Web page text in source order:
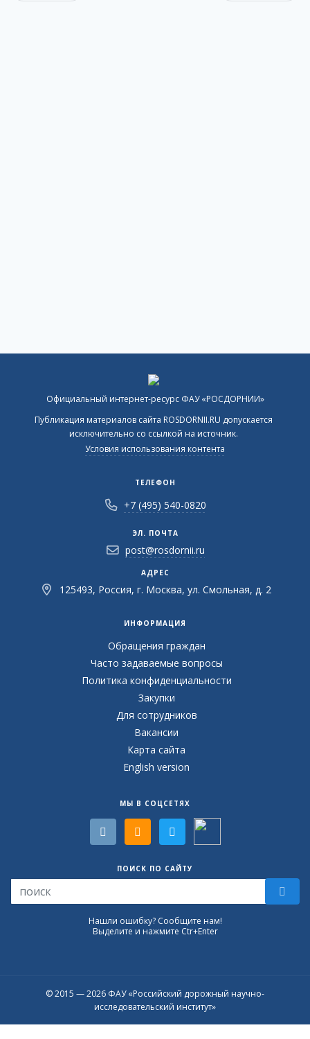
Официальный интернет-ресурс ФАУ «РОСДОРНИИ»
Публикация материалов сайта ROSDORNII.RU допускается
исключительно со ссылкой на источник.
Условия использования контента
ТЕЛЕФОН
+7 (495) 540-0820
ЭЛ. ПОЧТА
post@rosdornii.ru
АДРЕС
125493, Россия, г. Москва, ул. Смольная, д. 2
ИНФОРМАЦИЯ
Обращения граждан
Часто задаваемые вопросы
Политика конфиденциальности
Закупки
Для сотрудников
Вакансии
Карта сайта
English version
МЫ В СОЦСЕТЯХ
ПОИСК ПО САЙТУ
Нашли ошибку? Сообщите нам!
Выделите и нажмите Ctr+Enter
© 2015 — 2026 ФАУ «Российский дорожный научно-
исследовательский институт»